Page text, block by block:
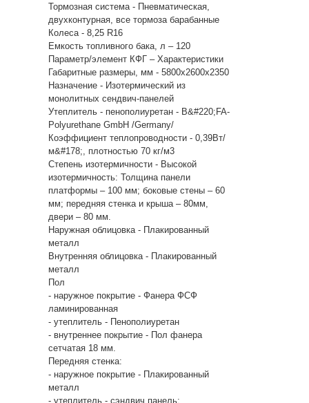
Тормозная система - Пневматическая,
двухконтурная, все тормоза барабанные
Колеса - 8,25 R16
Емкость топливного бака, л – 120
Параметр/элемент КФГ – Характеристики
Габаритные размеры, мм - 5800х2600х2350
Назначение - Изотермический из
монолитных сендвич-панелей
Утеплитель - пенополиуретан - B&#220;FA-
Polyurethane GmbH /Germany/
Коэффициент теплопроводности - 0,39Вт/
м&#178;, плотностью 70 кг/м3
Степень изотермичности - Высокой
изотермичность: Толщина панели
платформы – 100 мм; боковые стены – 60
мм; передняя стенка и крыша – 80мм,
двери – 80 мм.
Наружная облицовка - Плакированный
металл
Внутренняя облицовка - Плакированный
металл
Пол
- наружное покрытие - Фанера ФСФ
ламинированная
- утеплитель - Пенополиуретан
- внутреннее покрытие - Пол фанера
сетчатая 18 мм.
Передняя стенка:
- наружное покрытие - Плакированный
металл
- утеплитель - сэндвич панель: